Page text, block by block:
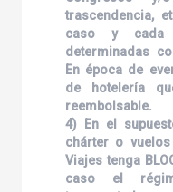
trascendencia,
caso y cada
determinadas
En época de
de hotelería
reembolsable.
4) En el
chárter o
Viajes tenga
caso el